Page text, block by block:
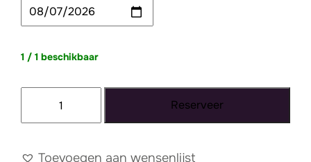
1 / 1 beschikbaar
aantal
Reserveer
Toevoegen aan wensenlijst